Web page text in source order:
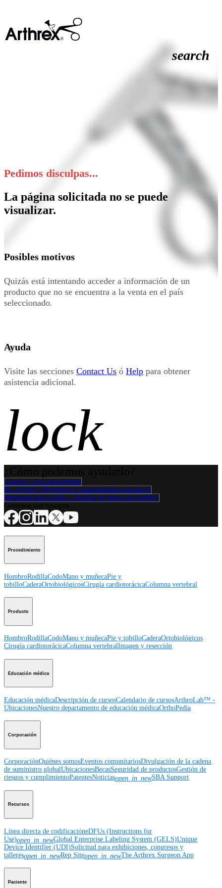
search
Pedimos disculpas...
La página solicitada no se puede
visualizar.
Posibles motivos
Quizás está intentando acceder a información de un
producto que no se encuentra a la venta en el país
seleccionado.
Ayuda
Visite las secciones Contact Us ó Help para obtener
asistencia adicional.
lock
Contacte a un representante
Ver eventos, laboratorios y oportunidades educativas
Regístrese para recibir: ¿Qué hay de nuevo en Arthrex?
Procedimiento
HombroRodillaCodoMano y muñecaPie y
tobilloCaderaOrtobiológicosCirugía cardiotorácicaColumna vertebral
Producto
HombroRodillaCodoMano y muñecaPie y tobilloCaderaOrtobiológicos
Cirugía cardiotorácicaColumna vertebralImagen y resección
Educación médica
Educación médicaDescripción de cursosCalendario de cursosArthroLab™ -
UbicacionesNuestro departamento de educación médicaOrthoPedia
Corporación
CorporaciónQuiénes somosEventos comunitariosDivulgación de la cadena
de suministro globalUbicacionesBecasSeguridad de productosGestión de
riesgos y cumplimientoPatentesNoticiasopen_in_newSBA Support
Recursos
Línea directa de codificacióneDFUs (Instructions for
Use)open_in_newGlobal Enterprise Labeling System (GELS)Unique
Device Identifier (UDI)Solicitud para exhibiciones, congresos y
talleresopen_in_newRep Siteopen_in_newThe Arthrex Surgeon App
Paciente